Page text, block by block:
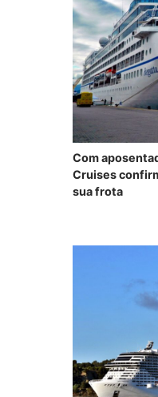
Com
Cruises
sua frota